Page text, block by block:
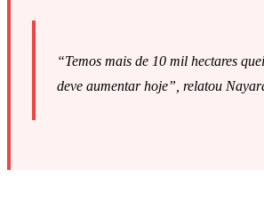
“Temos mais de 10 mil hectares
deve aumentar hoje”, relatou